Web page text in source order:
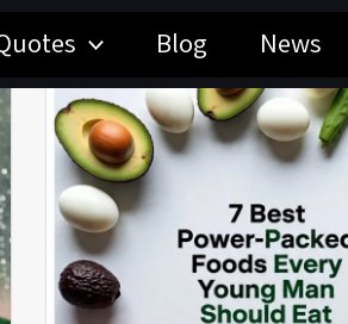
Blog News
Latest Post